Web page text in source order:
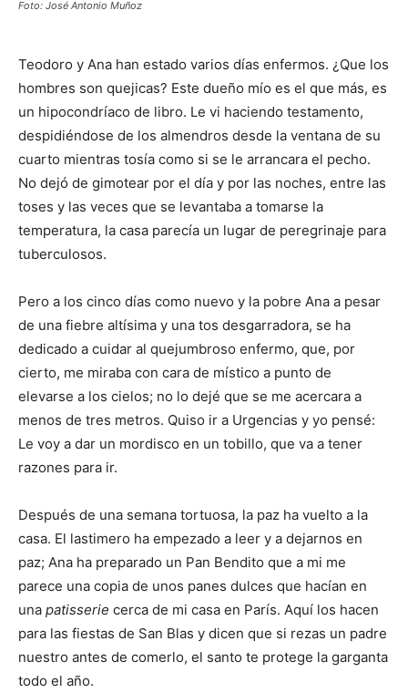
Foto: José Antonio Muñoz
Teodoro y Ana han estado varios días enfermos. ¿Que los
hombres son quejicas? Este dueño mío es el que más, es
un hipocondríaco de libro. Le vi haciendo testamento,
despidiéndose de los almendros desde la ventana de su
cuarto mientras tosía como si se le arrancara el pecho.
No dejó de gimotear por el día y por las noches, entre las
toses y las veces que se levantaba a tomarse la
temperatura, la casa parecía un lugar de peregrinaje para
tuberculosos.
Pero a los cinco días como nuevo y la pobre Ana a pesar
de una fiebre altísima y una tos desgarradora, se ha
dedicado a cuidar al quejumbroso enfermo, que, por
cierto, me miraba con cara de místico a punto de
elevarse a los cielos; no lo dejé que se me acercara a
menos de tres metros. Quiso ir a Urgencias y yo pensé:
Le voy a dar un mordisco en un tobillo, que va a tener
razones para ir.
Después de una semana tortuosa, la paz ha vuelto a la
casa. El lastimero ha empezado a leer y a dejarnos en
paz; Ana ha preparado un Pan Bendito que a mi me
parece una copia de unos panes dulces que hacían en
una patisserie cerca de mi casa en París. Aquí los hacen
para las fiestas de San Blas y dicen que si rezas un padre
nuestro antes de comerlo, el santo te protege la garganta
todo el año.